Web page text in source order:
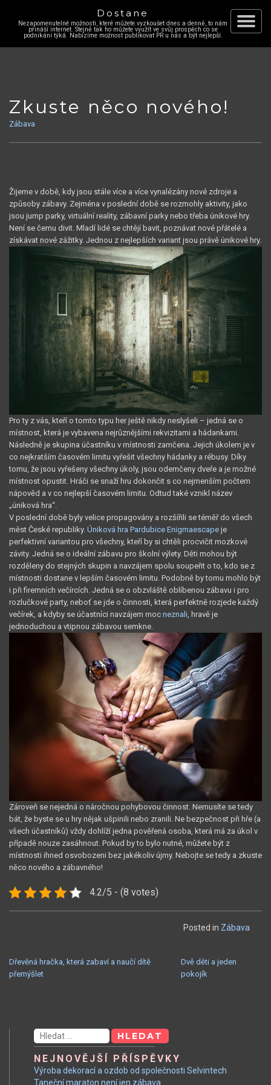
Toggle
Dostane
Nezapomenutelné možnosti, které můžete vyzkoušet dnes a denně, to nám
přináší internet. Stejně tak ho můžete využít ve svůj prospěch co se
podnikání týká. Nabízíme možnost publikovat PR u nás a být nejlepší.
Zkuste něco nového!
Zábava
Žijeme v době, kdy jsou stále více a více vynalézány nové zdroje a
způsoby zábavy. Zejména v poslední době se rozmohly aktivity, jako
jsou jump parky, virtuální reality, zábavní parky nebo třeba únikové hry.
Není se čemu divit. Mladí lidé se chtějí bavit, poznávat nové přátelé a
získávat nové zážitky. Jednou z nejlepších variant jsou právě únikové hry.
Pro ty z vás, kteří o tomto typu her ještě nikdy neslyšeli – jedná se o
místnost, která je vybavena nejrůznějšími rekvizitami a hádankami.
Následně je skupina účastníku v místnosti zamčena. Jejich úkolem je v
co nejkratším časovém limitu vyřešit všechny hádanky a rébusy. Díky
tomu, že jsou vyřešeny všechny úkoly, jsou odemčeny dveře a je možné
místnost opustit. Hráči se snaží hru dokončit s co nejmenším počtem
nápověd a v co nejlepší časovém limitu. Odtud také vznikl název
„úniková hra“.
V poslední době byly velice propagovány a rozšířili se téměř do všech
měst České republiky. Úniková hra Pardubice Enigmaescape je
perfektivní variantou pro všechny, kteří by si chtěli procvičit mozkové
závity. Jedná se o ideální zábavu pro školní výlety. Děti mohou být
rozděleny do stejných skupin a navzájem spolu soupeřit o to, kdo se z
místnosti dostane v lepším časovém limitu. Podobně by tomu mohlo být
i při firemních večírcích. Jedná se o obzvláště oblíbenou zábavu i pro
rozlučkové party, neboť se jde o činnosti, která perfektně rozjede každý
večírek, a kdyby se účastníci navzájem moc neznali , hravě je
jednoduchou a vtipnou zábavou semkne.
Zároveň se nejedná o náročnou pohybovou činnost. Nemusíte se tedy
bát, že byste se u hry nějak ušpinili nebo zranili. Ne bezpečnost při hře (a
všech účastníků) vždy dohlíží jedna pověřená osoba, která má za úkol v
případě nouze zasáhnout. Pokud by to bylo nutné, můžete být z
místnosti ihned osvobozeni bez jakékoliv újmy. Nebojte se tedy a zkuste
něco nového a zábavného!
4.2/5 - (8 votes)
Posted in Zábava
NAVIGACE
Dřevěná hračka, která zabaví a naučí dítě
přemýšlet
Dvě děti a jeden
pokojík
Vyhledávání
NEJNOVĚJŠÍ PŘÍSPĚVKY
Výroba dekorací a ozdob od společnosti Selvintech
Taneční maraton není jen zábava